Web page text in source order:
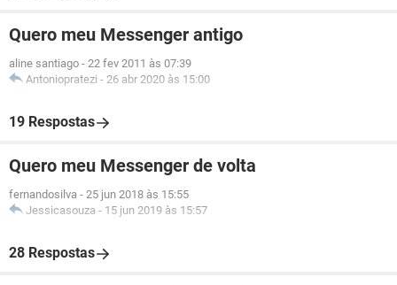
Quero meu Messenger antigo
aline santiago - 22 fev 2011 às 07:39
Antoniopratezi - 26 abr 2020 às 15:00
19 Respostas
Quero meu Messenger de volta
fernandosilva - 25 jun 2018 às 15:55
Jessicasouza - 15 jun 2019 às 15:57
28 Respostas